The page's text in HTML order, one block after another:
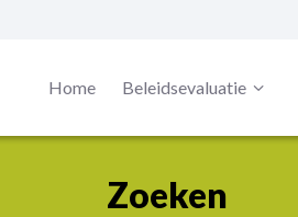
Home Beleidsevaluatie
Zoeken